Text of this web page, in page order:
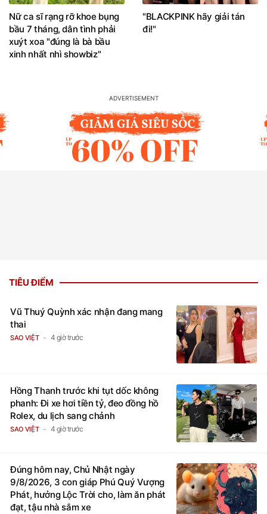
Nữ ca sĩ rạng rỡ khoe bụng
bầu 7 tháng, dân tình phải
xuýt xoa "đúng là bà bầu
xinh nhất nhì showbiz"
"BLACKPINK hãy giải tán
đi!"
TIÊU ĐIỂM
Vũ Thuý Quỳnh xác nhận đang mang
thai
SAO VIỆT 4 giờ trước
Hồng Thanh trước khi tụt dốc không
phanh: Đi xe hơi tiền tỷ, đeo đồng hồ
Rolex, du lịch sang chảnh
SAO VIỆT 4 giờ trước
Đúng hôm nay, Chủ Nhật ngày
9/8/2026, 3 con giáp Phú Quý Vượng
Phát, hưởng Lộc Trời cho, làm ăn phát
đạt, tậu nhà sắm xe